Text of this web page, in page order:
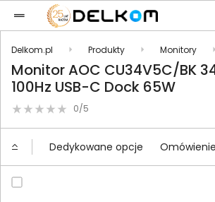
Delkom.pl Produkty Monitory
Monitor AOC CU34V5C/BK
100Hz USB-C Dock 65W
0/5
Dedykowane opcje Omówienie